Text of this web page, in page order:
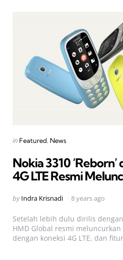
Categories
Posted
in Featured News
Nokia 3310
4G LTE Resmi
Posted
by Indra Krisnadi 8 years ago
Setelah lebih dulu dirilis
HMD Global resmi meluncurkan
dengan koneksi 4G LTE, dan